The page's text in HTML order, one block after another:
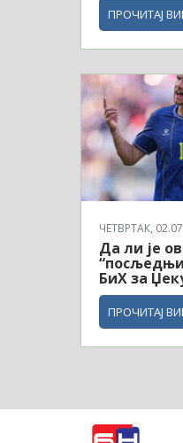
ПРОЧИТАЈ
ЧЕТВРТАК,
Да ли је
“посљедњи
БиХ за
ПРОЧИТАЈ